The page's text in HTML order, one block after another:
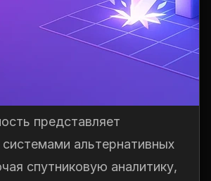
представляет
системами альтернативных
спутниковую аналитику,